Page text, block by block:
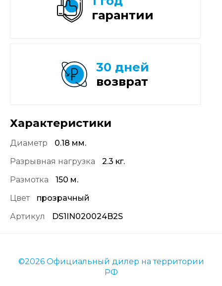
Характеристики
Диаметр
0.18 мм.
Разрывная нагрузка
2.3 кг.
Размотка
150 м.
Цвет
прозрачный
Артикул
DS1IN020024B2S
гарантии
30 дней
возврат
©2026 Официальный дилер на территории
РФ